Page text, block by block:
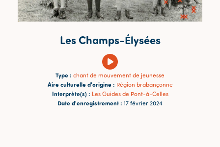
Les Champs-Élysées
Type : chant de mouvement de jeunesse
Aire culturelle d'origine : Région brabançonne
Interprète(s) : Les Guides de Pont-à-Celles
Date d'enregistrement : 17 février 2024